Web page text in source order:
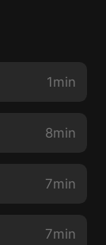
1min
8min
7min
7min